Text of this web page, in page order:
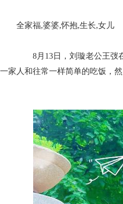
全家福,婆婆,怀抱,生长,女儿
8月13日，刘璇老公王弢在
一家人和往常一样简单的吃饭，